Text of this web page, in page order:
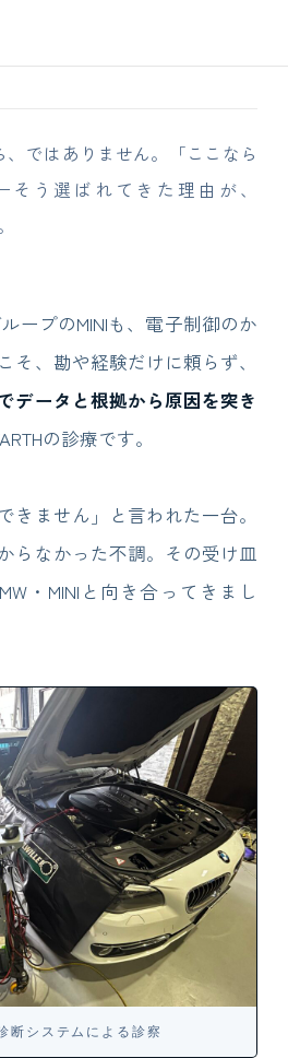
ではありません。「ここなら
う選ばれてきた理由が、
ープのMINIも、電子制御のか
そ、勘や経験だけに頼らず、
データと根拠から原因を突き
の診療です。
きません」と言われた一台。
らなかった不調。その受け皿
・MINIと向き合ってきまし
システムによる診察